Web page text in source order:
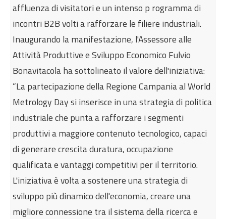
affluenza di visitatori e un intenso p rogramma di
incontri B2B volti a rafforzare le filiere industriali.
Inaugurando la manifestazione, l'Assessore alle
Attività Produttive e Sviluppo Economico Fulvio
Bonavitacola ha sottolineato il valore dell'iniziativa:
“La partecipazione della Regione Campania al World
Metrology Day si inserisce in una strategia di politica
industriale che punta a rafforzare i segmenti
produttivi a maggiore contenuto tecnologico, capaci
di generare crescita duratura, occupazione
qualificata e vantaggi competitivi per il territorio.
L'iniziativa è volta a sostenere una strategia di
sviluppo più dinamico dell'economia, creare una
migliore connessione tra il sistema della ricerca e